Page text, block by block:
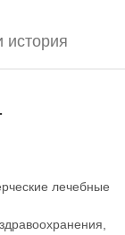
история
лечебные